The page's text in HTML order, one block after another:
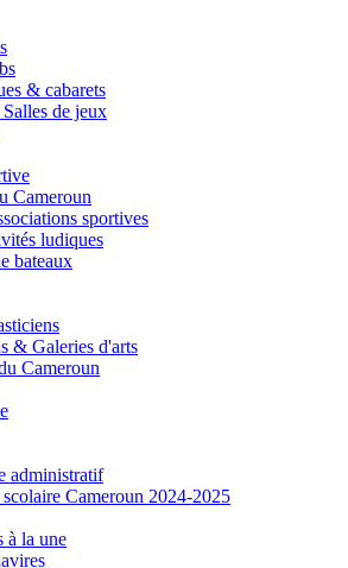
& cabarets
de jeux
Cameroun
sportives
ludiques
bateaux
& Galeries d'arts
Cameroun
administratif
Cameroun 2024-2025
à la une